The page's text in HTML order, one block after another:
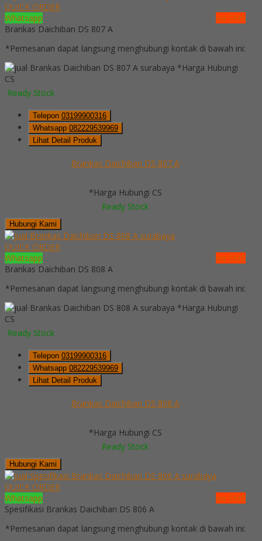
QUICK ORDER
Whatsapp
via SMS
Brankas Daichiban DS 807 A
*Pemesanan dapat langsung menghubungi kontak di bawah ini:
*Harga Hubungi
CS
Ready Stock
Telepon 03199900316
Whatsapp 082229539969
Lihat Detail Produk
Brankas Daichiban DS 807 A
*Harga Hubungi CS
Ready Stock
Hubungi Kami
QUICK ORDER
Whatsapp
via SMS
Brankas Daichiban DS 808 A
*Pemesanan dapat langsung menghubungi kontak di bawah ini:
*Harga Hubungi
CS
Ready Stock
Telepon 03199900316
Whatsapp 082229539969
Lihat Detail Produk
Brankas Daichiban DS 808 A
*Harga Hubungi CS
Ready Stock
Hubungi Kami
QUICK ORDER
Whatsapp
via SMS
Spesifikasi Brankas Daichiban DS 806 A
*Pemesanan dapat langsung menghubungi kontak di bawah ini: